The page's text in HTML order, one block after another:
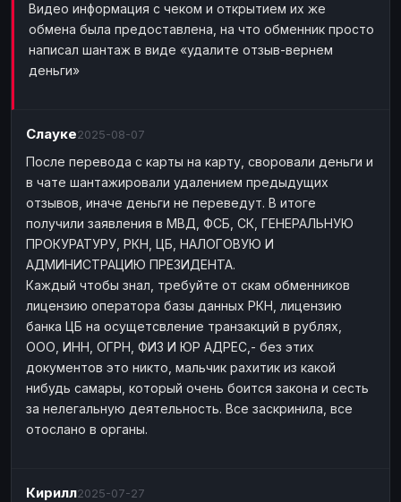
Видео информация с чеком и открытием их же
обмена была предоставлена, на что обменник просто
написал шантаж в виде «удалите отзыв-вернем
деньги»
Слауке2025-08-07
После перевода с карты на карту, своровали деньги и
в чате шантажировали удалением предыдущих
отзывов, иначе деньги не переведут. В итоге
получили заявления в МВД, ФСБ, СК, ГЕНЕРАЛЬНУЮ
ПРОКУРАТУРУ, РКН, ЦБ, НАЛОГОВУЮ И
АДМИНИСТРАЦИЮ ПРЕЗИДЕНТА.
Каждый чтобы знал, требуйте от скам обменников
лицензию оператора базы данных РКН, лицензию
банка ЦБ на осущетсвление транзакций в рублях,
ООО, ИНН, ОГРН, ФИЗ И ЮР АДРЕС,- без этих
документов это никто, мальчик рахитик из какой
нибудь самары, который очень боится закона и сесть
за нелегальную деятельность. Все заскринила, все
отослано в органы.
Кирилл2025-07-27